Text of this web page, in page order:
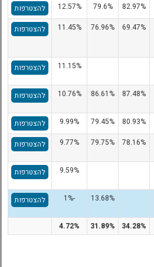
82.97%
79.6%
12.57%
להצטרפות
69.47%
76.96%
11.45% להצטרפות
11.15% להצטרפות
87.48%
86.61%
10.76% להצטרפות
80.93%
79.45%
9.99%
להצטרפות
78.16%
79.75%
9.77% להצטרפות
9.59% להצטרפות
13.68%
-1% להצטרפות
34.28%
31.89%
4.72%